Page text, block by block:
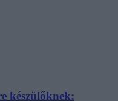
készülőknek: